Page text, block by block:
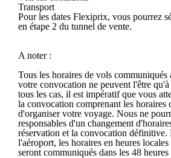
Transport
Pour les dates Flexiprix, vous pourrez
en étape 2 du tunnel de vente.
A noter :
Tous les horaires de vols communiqués
votre convocation ne peuvent l'être
tous les cas, il est impératif que vous
la convocation comprenant les horaires
d'organiser votre voyage. Nous ne
responsables d'un changement
réservation et la convocation définitive.
l'aéroport, les horaires en heures
seront communiqués dans les 48